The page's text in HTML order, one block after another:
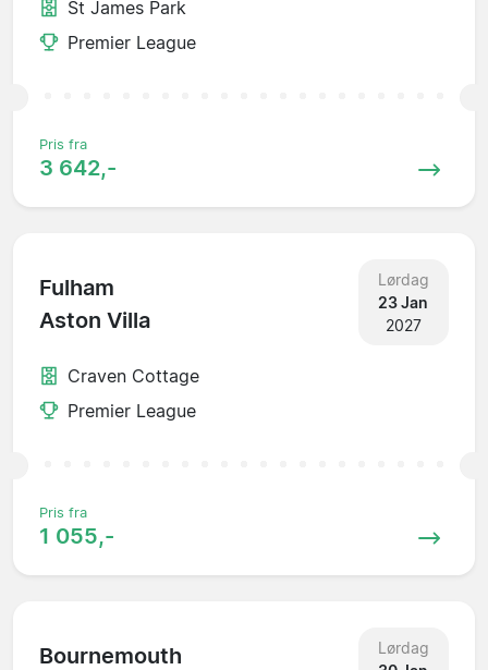
St James Park
Premier League
Pris fra
3 642,-
Fulham
Aston Villa
Lørdag
23 Jan
2027
Craven Cottage
Premier League
Pris fra
1 055,-
Bournemouth
Lørdag